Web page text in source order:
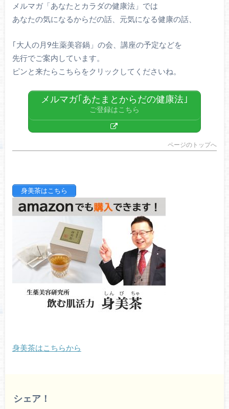
メルマガ「あなたとカラダの健康法」では
あなたの気になるからだの話、元気になる健康の話、
｢大人の月9生薬美容鍋」の会、講座の予定などを
先行でご案内しています。
ピンと来たらこちらをクリックしてくださいね。
メルマガ｢あたまとからだの健康法｣
ご登録はこちら
ページのトップへ
身美茶はこちら
身美茶はこちらから
シェア！